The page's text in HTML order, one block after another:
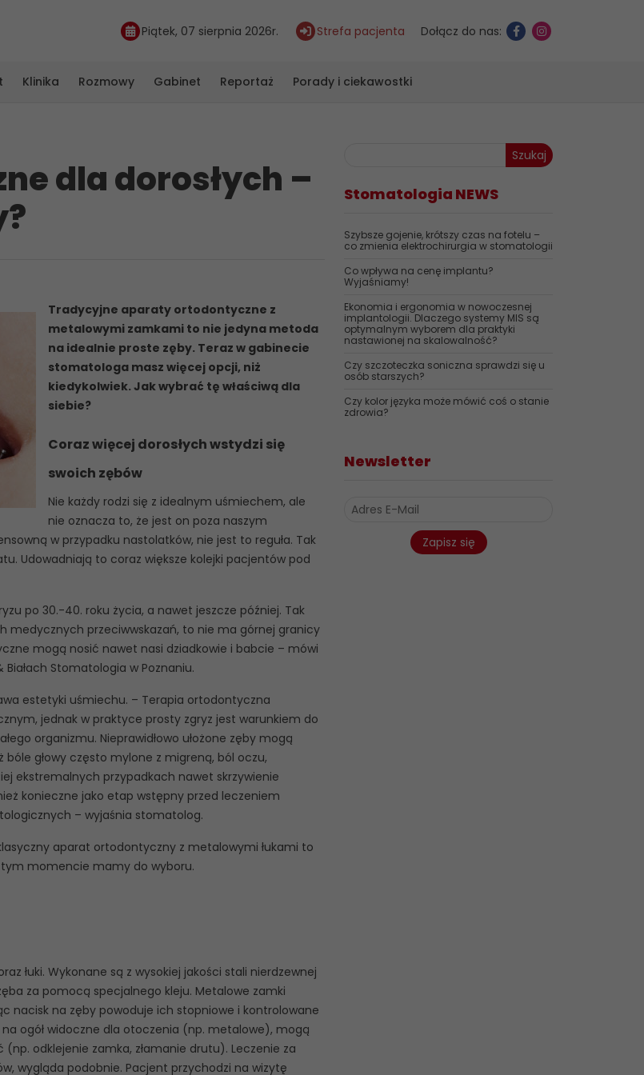
Piątek, 07 sierpnia 2026r. Strefa pacjenta Dołącz do nas:
Klinika Rozmowy Gabinet Reportaż Porady i ciekawostki
dla dorosłych –
Tradycyjne aparaty ortodontyczne z
metalowymi zamkami to nie jedyna metoda
na idealnie proste zęby. Teraz w gabinecie
stomatologa masz więcej opcji, niż
kiedykolwiek. Jak wybrać tę właściwą dla
siebie?
Coraz więcej dorosłych wstydzi się
swoich zębów
Nie każdy rodzi się z idealnym uśmiechem, ale
nie oznacza to, że jest on poza naszym
w przypadku nastolatków, nie jest to reguła. Tak
Udowadniają to coraz większe kolejki pacjentów pod
po 30.-40. roku życia, a nawet jeszcze później. Tak
medycznych przeciwwskazań, to nie ma górnej granicy
mogą nosić nawet nasi dziadkowie i babcie – mówi
Stomatologia w Poznaniu.
estetyki uśmiechu. – Terapia ortodontyczna
jednak w praktyce prosty zgryz jest warunkiem do
organizmu. Nieprawidłowo ułożone zęby mogą
głowy często mylone z migreną, ból oczu,
ekstremalnych przypadkach nawet skrzywienie
konieczne jako etap wstępny przed leczeniem
– wyjaśnia stomatolog.
aparat ortodontyczny z metalowymi łukami to
tym momencie mamy do wyboru.
łuki. Wykonane są z wysokiej jakości stali nierdzewnej
za pomocą specjalnego kleju. Metalowe zamki
nacisk na zęby powoduje ich stopniowe i kontrolowane
ogół widoczne dla otoczenia (np. metalowe), mogą
odklejenie zamka, złamanie drutu). Leczenie za
wygląda podobnie. Pacjent przychodzi na wizytę
Szukaj
Stomatologia NEWS
Szybsze gojenie, krótszy czas na fotelu –
co zmienia elektrochirurgia w stomatologii
Co wpływa na cenę implantu?
Wyjaśniamy!
Ekonomia i ergonomia w nowoczesnej
implantologii. Dlaczego systemy MIS są
optymalnym wyborem dla praktyki
nastawionej na skalowalność?
Czy szczoteczka soniczna sprawdzi się u
osób starszych?
Czy kolor języka może mówić coś o stanie
zdrowia?
Newsletter
Zapisz się